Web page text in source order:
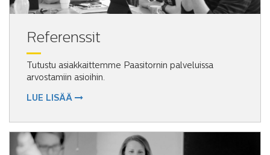
Referenssit
Tutustu asiakkaittemme Paasitornin palveluissa
arvostamiin asioihin.
LUE LISÄÄ